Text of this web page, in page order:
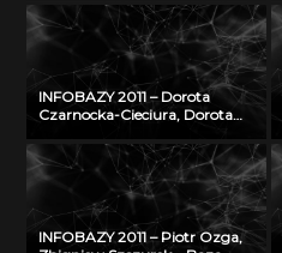
bazy danych SURDAT
właściwości
fizykochemicznych metali i
stopów
INFOBAZY 2011 – Dorota
Czarnocka-Cieciura, Dorota
Repozytorium Cyfrowe
Instytutów Naukowych – coś
więcej niż Biblioteka Cyfrowa
INFOBAZY 2011 – Piotr Ozga,